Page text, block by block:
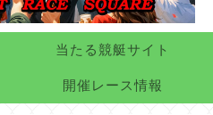
当たる競艇サイト
開催レース情報